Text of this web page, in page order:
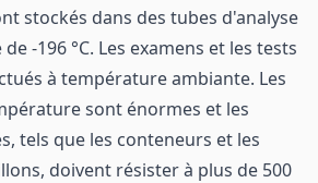
stockés dans des tubes d'analyse
-196 °C. Les examens et les tests
à température ambiante. Les
sont énormes et les
tels que les conteneurs et les
doivent résister à plus de 500